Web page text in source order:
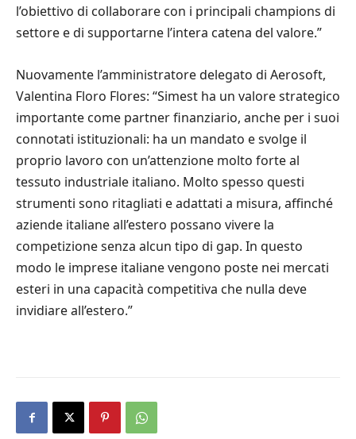
l’obiettivo di collaborare con i principali champions di
settore e di supportarne l’intera catena del valore.”
Nuovamente l’amministratore delegato di Aerosoft,
Valentina Floro Flores: “Simest ha un valore strategico
importante come partner finanziario, anche per i suoi
connotati istituzionali: ha un mandato e svolge il
proprio lavoro con un’attenzione molto forte al
tessuto industriale italiano. Molto spesso questi
strumenti sono ritagliati e adattati a misura, affinché
aziende italiane all’estero possano vivere la
competizione senza alcun tipo di gap. In questo
modo le imprese italiane vengono poste nei mercati
esteri in una capacità competitiva che nulla deve
invidiare all’estero.”